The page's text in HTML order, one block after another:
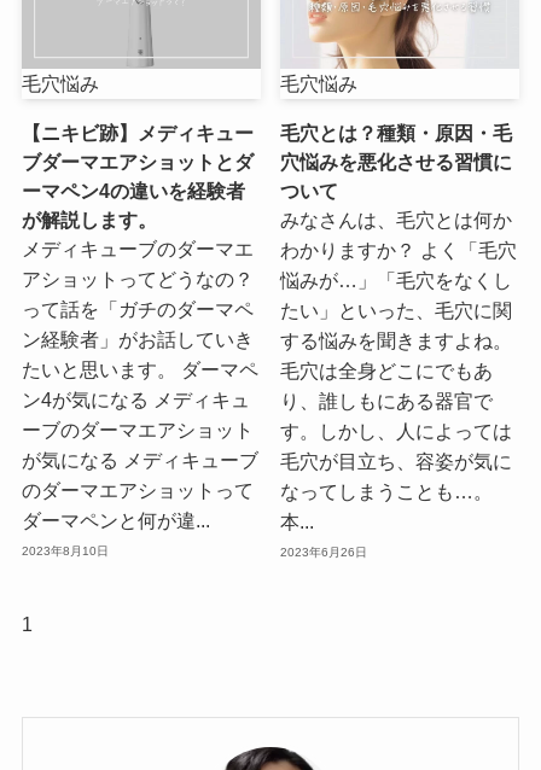
毛穴悩み
【ニキビ跡】メディキュー
ブダーマエアショットとダ
ーマペン4の違いを経験者
が解説します。
メディキューブのダーマエ
アショットってどうなの？
って話を「ガチのダーマペ
ン経験者」がお話していき
たいと思います。 ダーマペ
ン4が気になる メディキュ
ーブのダーマエアショット
が気になる メディキューブ
のダーマエアショットって
ダーマペンと何が違...
2023年8月10日
毛穴悩み
毛穴とは？種類・原因・毛
穴悩みを悪化させる習慣に
ついて
みなさんは、毛穴とは何か
わかりますか？ よく「毛穴
悩みが…」「毛穴をなくし
たい」といった、毛穴に関
する悩みを聞きますよね。
毛穴は全身どこにでもあ
り、誰しもにある器官で
す。しかし、人によっては
毛穴が目立ち、容姿が気に
なってしまうことも…。
本...
2023年6月26日
1